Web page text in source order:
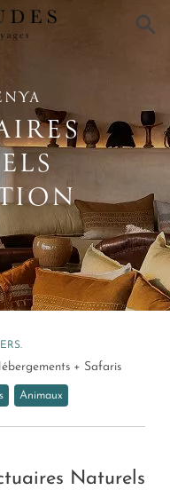
+ Safaris
Animaux
Naturels